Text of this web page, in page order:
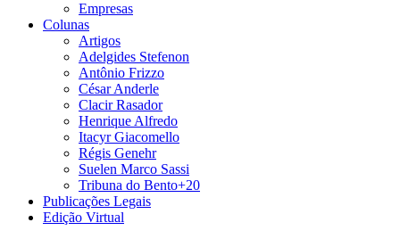
Empresas
Colunas
Artigos
Adelgides Stefenon
Antônio Frizzo
César Anderle
Clacir Rasador
Henrique Alfredo
Itacyr Giacomello
Régis Genehr
Suelen Marco Sassi
Tribuna do Bento+20
Publicações Legais
Edição Virtual